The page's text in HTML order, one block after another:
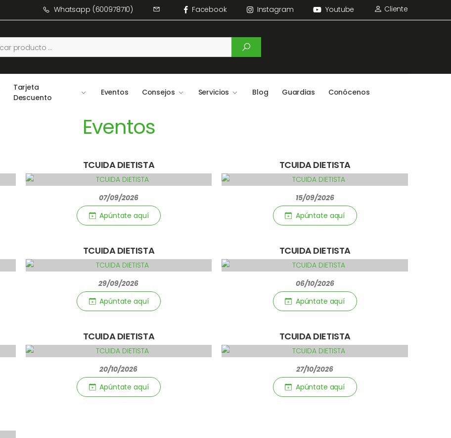
Whatsapp (600978710) Facebook Instagram Youtube Cliente
Tarjeta
Descuento
Eventos Consejos Servicios Blog Guardias Conócenos
Eventos
TCUIDA DIETISTA
07/09/2026
Apúntate aquí­
TCUIDA DIETISTA
15/09/2026
Apúntate aquí­
TCUIDA DIETISTA
29/09/2026
Apúntate aquí­
TCUIDA DIETISTA
06/10/2026
Apúntate aquí­
TCUIDA DIETISTA
20/10/2026
Apúntate aquí­
TCUIDA DIETISTA
27/10/2026
Apúntate aquí­